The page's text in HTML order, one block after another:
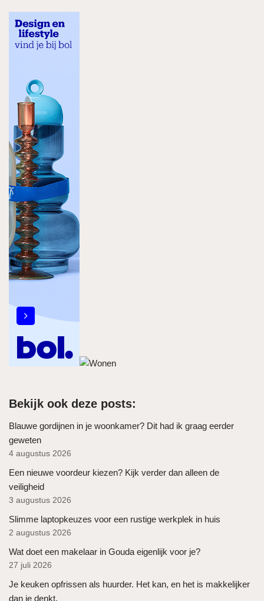
Bekijk ook deze posts:
Blauwe gordijnen in je woonkamer? Dit had ik graag eerder
geweten
4 augustus 2026
Een nieuwe voordeur kiezen? Kijk verder dan alleen de
veiligheid
3 augustus 2026
Slimme laptopkeuzes voor een rustige werkplek in huis
2 augustus 2026
Wat doet een makelaar in Gouda eigenlijk voor je?
27 juli 2026
Je keuken opfrissen als huurder. Het kan, en het is makkelijker
dan je denkt.